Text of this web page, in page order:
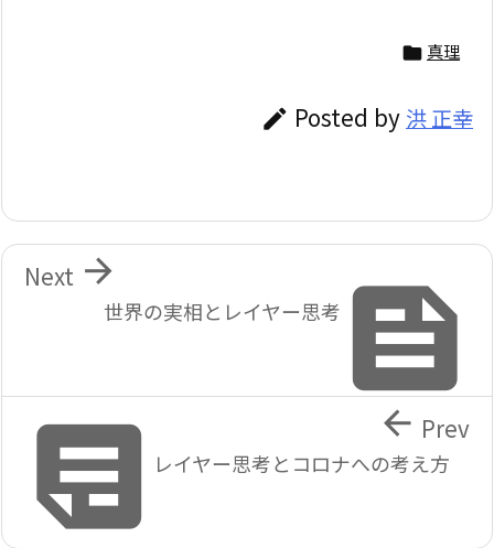
 真理
 Posted by 洪 正幸

世界の実相とレイヤー思考

Next
レイヤー思考とコロナへの考え方
 Prev